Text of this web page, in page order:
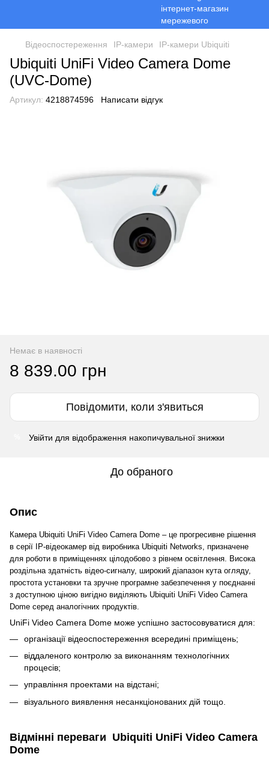
Відеоспостереження ІР-камери ІР-камери Ubiquiti
Ubiquiti UniFi Video Camera Dome
(UVC-Dome)
Артикул: 4218874596 Написати відгук
Немає в наявності
8 839.00 грн
Повідомити, коли з'явиться
Увійти для відображення накопичувальної знижки
До обраного
Опис
Камера Ubiquiti UniFi Video Camera Dome – це прогресивне рішення
в серії IP-відеокамер від виробника Ubiquiti Networks, призначене
для роботи в приміщеннях цілодобово з рівнем освітлення. Висока
роздільна здатність відео-сигналу, широкий діапазон кута огляду,
простота установки та зручне програмне забезпечення у поєднанні
з доступною ціною вигідно виділяють Ubiquiti UniFi Video Camera
Dome серед аналогічних продуктів.
UniFi Video Camera Dome може успішно застосовуватися для:
організації відеоспостереження всередині приміщень;
віддаленого контролю за виконанням технологічних
процесів;
управління проектами на відстані;
візуального виявлення несанкціонованих дій тощо.
Відмінні переваги Ubiquiti UniFi Video Camera
Dome